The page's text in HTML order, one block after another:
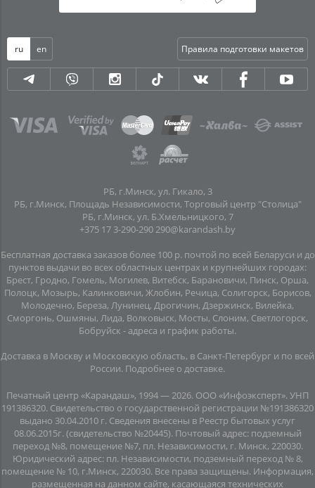
ru en Правила подготовки макетов
РБ, г.Минск, ул. Гикало, 3
РБ, г.Минск, Площадь Независимости, Торговый центр "Столица"
РБ, г.Минск, ул. Б.Хмельницкого, 7
+375 17 3-290-290 290@karandash.by
Бесплатная доставка заказов более 100 р. почтой по всей Беларуси и до
пунктов выдачи во всех областных центрах и крупнейших городах:
Брест, Гродно, Гомель, Могилев, Витебск, Барановичи, Пинск, Орша,
Полоцк, Мозырь, Калинковичи, Жлобин, Речица, Солигорск, Борисов,
Молодечно, Береза, Лунинец, Дрогичин, Дзержинск, Вилейка,
Сморгонь, Ошмяны, Лида, Волковыск, Мосты, Слоним, Светлогорск,
Бобруйск - адреса и график работы.
Доставка в Москву и Московскую область, в Санкт-Петербург и по всей
Росcии. Подробнее о доставке.
Печатный центр «Карандаш», 1994 — 2026. ООО «Инфоэксперт». УНП
191386320. Свидетельство о государственной регистрации №191386320
выдано 30.04.2010 г. Сведения внесены в Реестр бытовых услуг
08.06.2015г. (свидетельство №20445). Почтовый адрес: подземный
переход №8, помещение №7, пл. Независимости, г. Минск, 220030.
Юридический адрес: пл. Независимости, подземный переход № 8,
помещение № 10, г.Минск, 220030. Все права защищены. Информация,
размещенная на данном сайте, касающаяся технических